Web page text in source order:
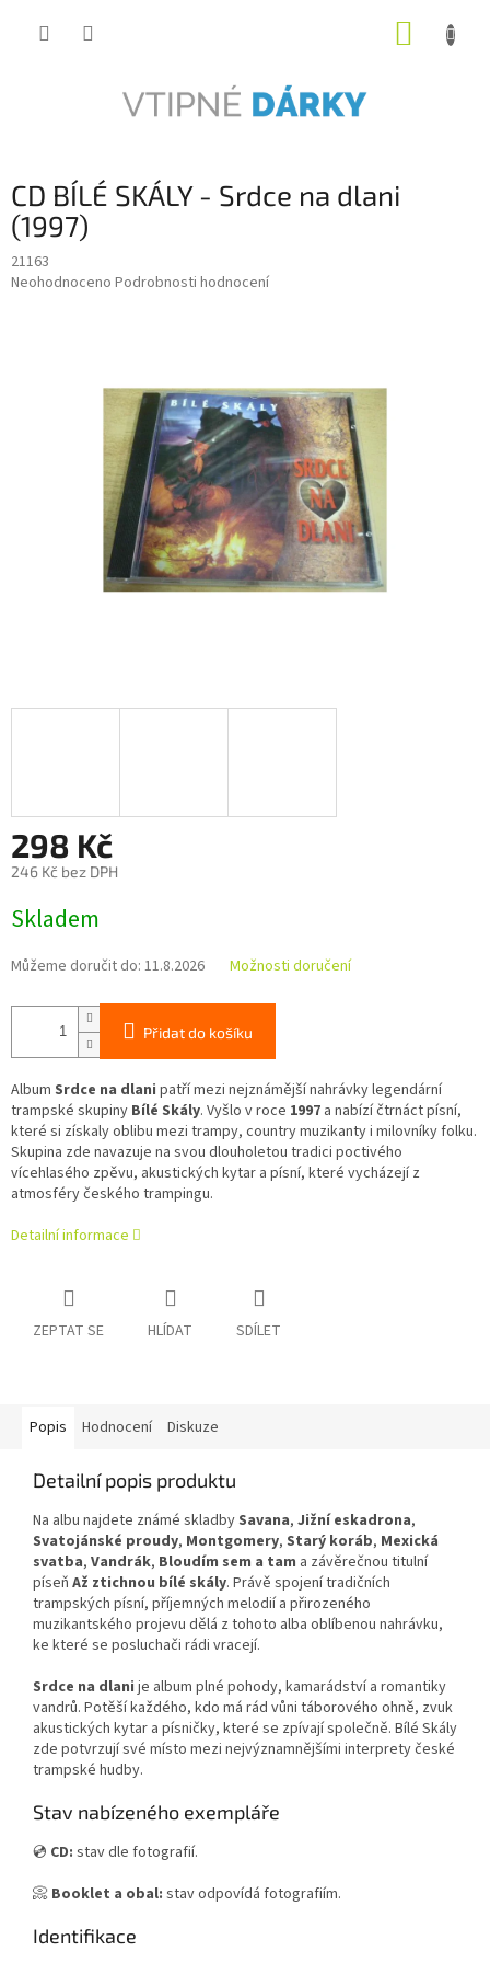
CD BÍLÉ SKÁLY - Srdce na dlani
(1997)
21163
Průměrné
Neohodnoceno Podrobnosti hodnocení
298 Kč
246 Kč bez DPH
cena:
Skladem
Můžeme doručit do: 11.8.2026 Možnosti doručení
Přidat do košíku
Album Srdce na dlani patří mezi nejznámější nahrávky legendární
trampské skupiny Bílé Skály. Vyšlo v roce 1997 a nabízí čtrnáct písní,
které si získaly oblibu mezi trampy, country muzikanty i milovníky folku.
Skupina zde navazuje na svou dlouholetou tradici poctivého
vícehlasého zpěvu, akustických kytar a písní, které vycházejí z
atmosféry českého trampingu.
Detailní informace
ZEPTAT SE HLÍDAT SDÍLET
Popis Hodnocení Diskuze
Detailní popis produktu
Na albu najdete známé skladbySavana, Jižní eskadrona,
Svatojánské proudy, Montgomery, Starý koráb, Mexická
svatba, Vandrák, Bloudím sem a tam a závěrečnou titulní
píseň Až ztichnou bílé skály. Právě spojení tradičních
trampských písní, příjemných melodií a přirozeného
muzikantského projevu dělá z tohoto alba oblíbenou nahrávku,
ke které se posluchači rádi vracejí.
Srdce na dlani je album plné pohody, kamarádství a romantiky
vandrů. Potěší každého, kdo má rád vůni táborového ohně, zvuk
akustických kytar a písničky, které se zpívají společně. Bílé Skály
zde potvrzují své místo mezi nejvýznamnějšími interprety české
trampské hudby.
Stav nabízeného exempláře
💿 CD: stav dle fotografií.
📀 Booklet a obal: stav odpovídá fotografiím.
Identifikace